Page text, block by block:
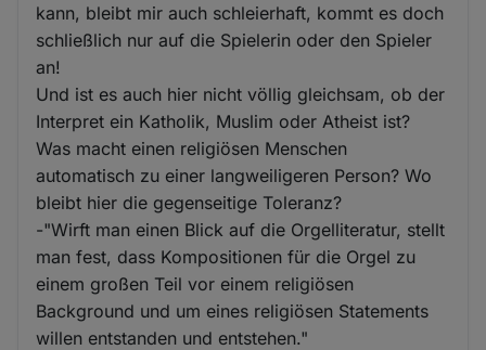
kann, bleibt mir auch schleierhaft, kommt es doch
schließlich nur auf die Spielerin oder den Spieler
an!
Und ist es auch hier nicht völlig gleichsam, ob der
Interpret ein Katholik, Muslim oder Atheist ist?
Was macht einen religiösen Menschen
automatisch zu einer langweiligeren Person? Wo
bleibt hier die gegenseitige Toleranz?
-"Wirft man einen Blick auf die Orgelliteratur, stellt
man fest, dass Kompositionen für die Orgel zu
einem großen Teil vor einem religiösen
Background und um eines religiösen Statements
willen entstanden und entstehen."